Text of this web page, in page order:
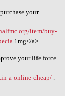
your
item/buy-
1mg</a> .
your life force
a-online-cheap/.